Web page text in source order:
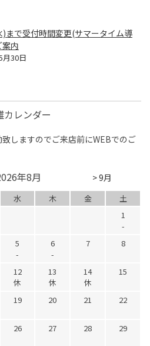
まで受付時間変更(サマータイム導
内
月30日
カレンダー
しますのでご来店前にWEBでのご
> 9月
年8月
水 木 金
土
1
-
5
-
6
-
7 8
12
休
13
休
14
休
15
19 20 21 22
26 27 28 29